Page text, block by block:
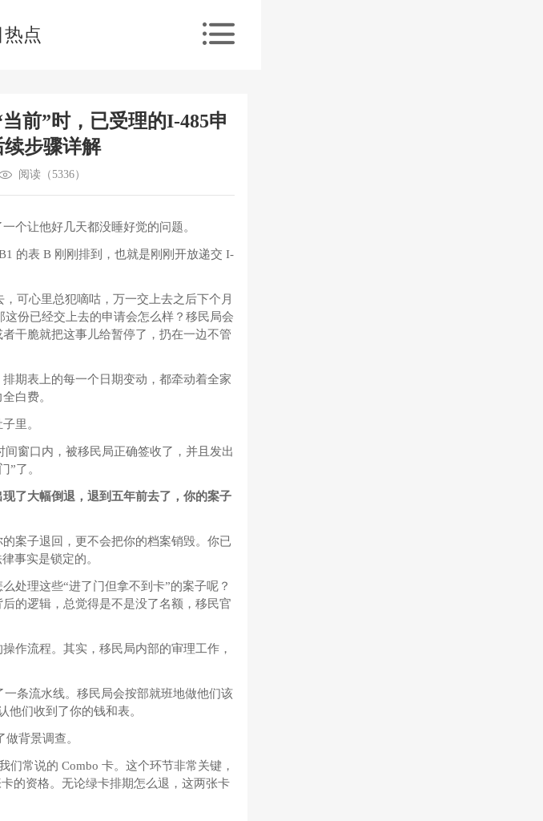
点
前”时，已受理的I-485申
步骤详解
阅读（5336）
个让他好几天都没睡好觉的问题。
的表 B 刚刚排到，也就是刚刚开放递交 I-
可心里总犯嘀咕，万一交上去之后下个月
份已经交上去的申请会怎么样？移民局会
干脆就把这事儿给暂停了，扔在一边不管
期表上的每一个日期变动，都牵动着全家
白费。
里。
窗口内，被移民局正确签收了，并且发出
”了。
了大幅倒退，退到五年前去了，你的案子
案子退回，更不会把你的档案销毁。你已
事实是锁定的。
处理这些“进了门但拿不到卡”的案子呢？
的逻辑，总觉得是不是没了名额，移民官
作流程。其实，移民局内部的审理工作，
条流水线。移民局会按部就班地做他们该
他们收到了你的钱和表。
做背景调查。
们常说的 Combo 卡。这个环节非常关键，
的资格。无论绿卡排期怎么退，这两张卡
咨询